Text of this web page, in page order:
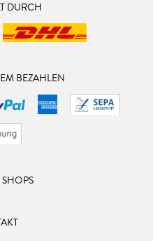
DURCH
BEZAHLEN
SHOPS